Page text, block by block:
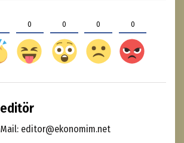
0 0 0 0
editör
Mail: editor@ekonomim.net